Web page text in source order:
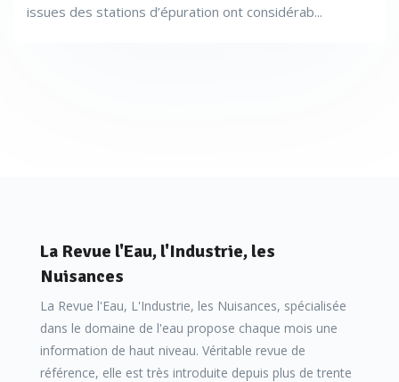
issues des stations d’épuration ont considérab...
La Revue l'Eau, l'Industrie, les
Nuisances
La Revue l'Eau, L'Industrie, les Nuisances, spécialisée
dans le domaine de l'eau propose chaque mois une
information de haut niveau. Véritable revue de
référence, elle est très introduite depuis plus de trente